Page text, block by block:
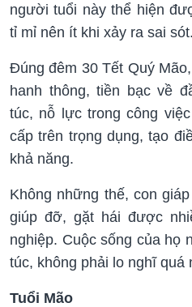
người tuổi này thể hiện
tỉ mỉ nên ít khi xảy ra sai sót.
Đúng đêm 30 Tết Quý
hanh thông, tiền bạc về
túc, nỗ lực trong công
cấp trên trọng dụng, tạo
khả năng.
Không những thế, con
giúp đỡ, gặt hái được
nghiệp. Cuộc sống của họ
túc, không phải lo nghĩ quá
Tuổi Mão